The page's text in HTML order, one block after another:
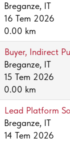
Breganze, IT
16 Tem 2026
0.00 km
Buyer, Indirect
Breganze, IT
15 Tem 2026
0.00 km
Lead Platform
Breganze, IT
14 Tem 2026